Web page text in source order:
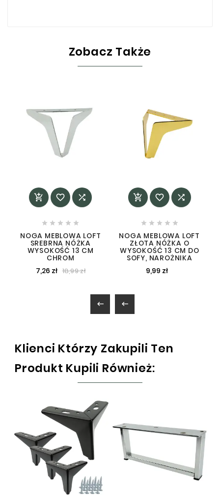
Zobacz Także
  
    
NOGA MEBLOWA LOFT
SREBRNA NÓŻKA
WYSOKOŚĆ 13 CM
CHROM
7,26 zł 18,99 zł
  
    
NOGA MEBLOWA LOFT
ZŁOTA NÓŻKA O
WYSOKOŚĆ 13 CM DO
SOFY, NAROŻNIKA
9,99 zł
 
Klienci Którzy Zakupili Ten
Produkt Kupili Również: